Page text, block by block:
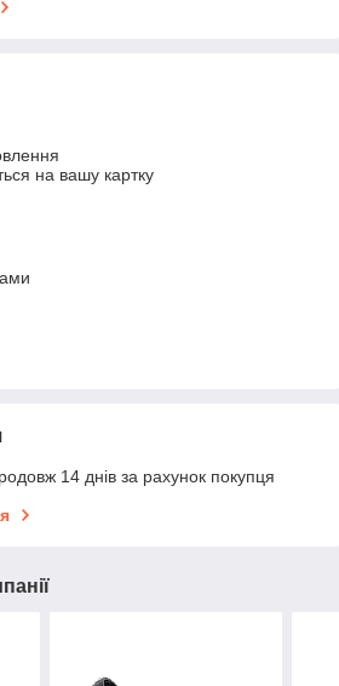
на вашу картку
14 днів за рахунок покупця